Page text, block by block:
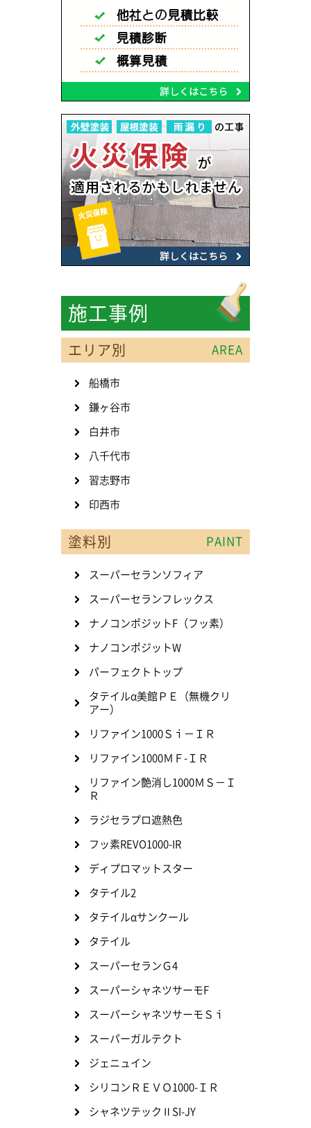
施工事例
エリア別 AREA
船橋市
鎌ヶ谷市
白井市
八千代市
習志野市
印西市
塗料別 PAINT
スーパーセランソフィア
スーパーセランフレックス
ナノコンポジットF（フッ素）
ナノコンポジットW
パーフェクトトップ
タテイルα美館ＰＥ（無機クリ
アー）
リファイン1000Ｓｉ－ＩＲ
リファイン1000ＭＦ-ＩＲ
リファイン艶消し1000ＭＳ－Ｉ
Ｒ
ラジセラプロ遮熱色
フッ素REVO1000-IR
ディプロマットスター
タテイル2
タテイルαサンクール
タテイル
スーパーセランＧ4
スーパーシャネツサーモF
スーパーシャネツサーモＳｉ
スーパーガルテクト
ジェニュイン
シリコンＲＥＶＯ1000-ＩＲ
シャネツテックⅡSI-JY